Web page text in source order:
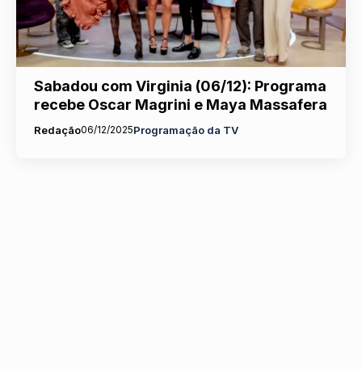
Sabadou com Virginia (06/12): Programa
recebe Oscar Magrini e Maya Massafera
Redação06/12/2025Programação da TV